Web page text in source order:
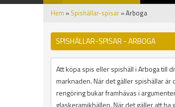
Hem » Spishällar-spisar » Arboga
SPISHÄLLAR-SPISAR - ARBOGA
Att köpa spis eller spishäll i Arboga till
marknaden. När det gäller spishällar
rengöring bukar framhävas i
glaskeramikhällen. När det gäller att